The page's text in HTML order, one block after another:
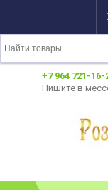
+7 964 721-16-
Пишите в